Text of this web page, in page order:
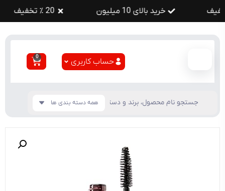
خرید بالای 10 میلیون 20 ٪ تخفیف
حساب کاربری 0